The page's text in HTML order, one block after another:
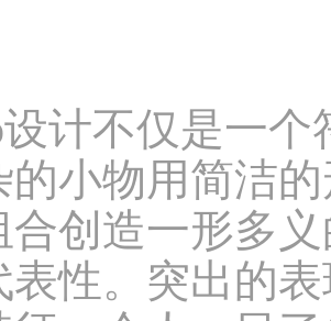
不仅是一个
的小物用简洁
合创造一形多
表性。突出的